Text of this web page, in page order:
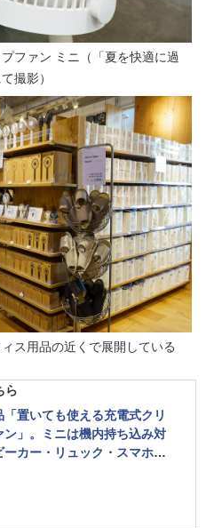
ファン ミニ（「夏を快適に過
撮影）
ス用品の近くで展開している
ら
「置いても使える充電式クリ
ン」。ミニは機内持ち込み対
ーカー・リュック・スマホに